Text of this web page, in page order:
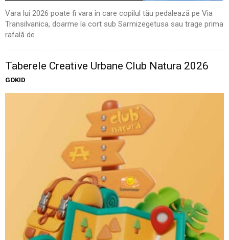
Vara lui 2026 poate fi vara în care copilul tău pedalează pe Via
Transilvanica, doarme la cort sub Sarmizegetusa sau trage prima
rafală de...
Taberele Creative Urbane Club Natura 2026
GOKID